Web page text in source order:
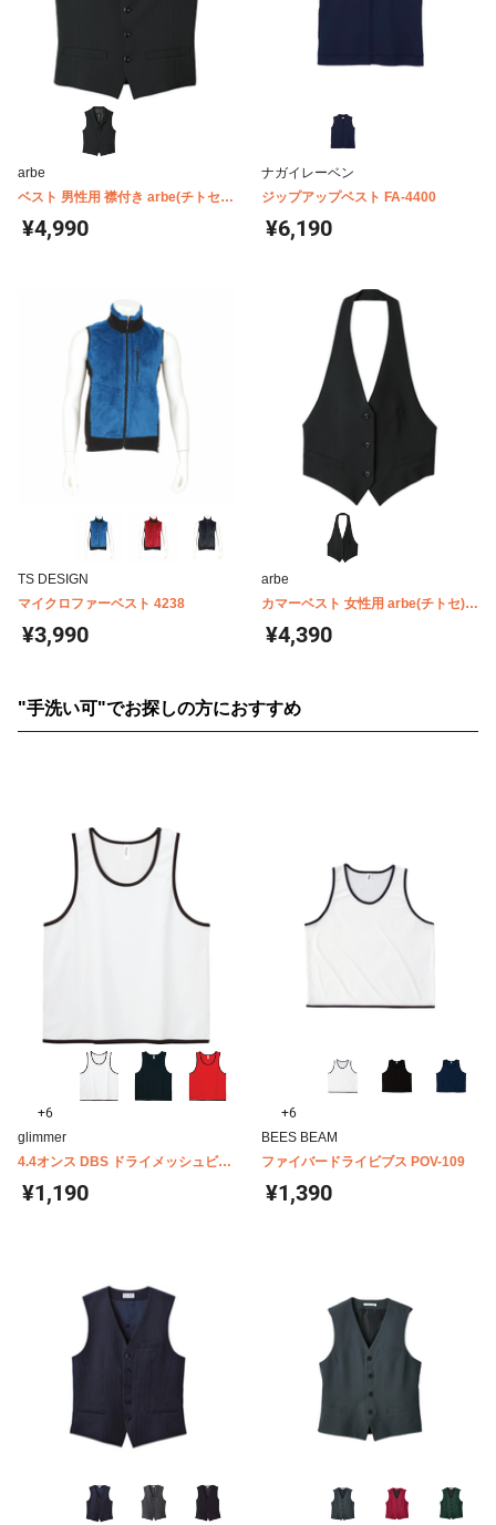
arbe
ベスト 男性用 襟付き arbe(チトセ)
AS8061
¥4,990
ナガイレーベン
ジップアップベスト FA-4400
¥6,190
TS DESIGN
マイクロファーベスト 4238
¥3,990
arbe
カマーベスト 女性用 arbe(チトセ)
AS8066
¥4,390
"手洗い可"でお探しの方におすすめ
+6
glimmer
4.4オンス DBS ドライメッシュビブ
ス キッズ 00336-DBS
¥1,190
+6
BEES BEAM
ファイバードライビブス POV-109
¥1,390